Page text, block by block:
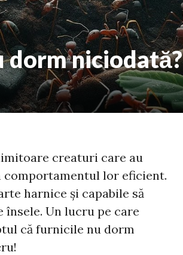
niciodată?
creaturi care au
comportamentul lor eficient.
harnice și capabile să
Un lucru pe care
că furnicile nu dorm